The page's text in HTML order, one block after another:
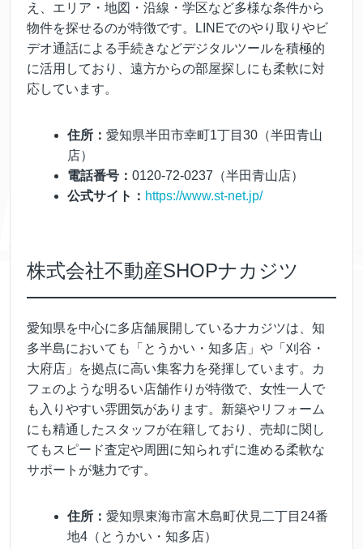
え、エリア・地図・沿線・学区など多様な条件から
物件を探せるのが特徴です。LINEでのやり取りやビ
デオ通話による手続きなどデジタルツールを積極的
に活用しており、遠方からの部屋探しにも柔軟に対
応しています。
住所： 愛知県半田市幸町1丁目30（半田青山
店）
電話番号： 0120-72-0237（半田青山店）
公式サイト： https://www.st-net.jp/
株式会社不動産SHOPナカジツ
愛知県を中心に多店舗展開しているナカジツは、知
多半島においても「とうかい・知多店」や「刈谷・
大府店」を拠点に高い集客力を発揮しています。カ
フェのような明るい店舗作りが特徴で、女性一人で
も入りやすい雰囲気があります。新築やリフォーム
にも精通したスタッフが在籍しており、売却に関し
てもスピード査定や周囲に知られずに進める柔軟な
サポートが魅力です。
住所： 愛知県東海市富木島町伏見二丁目24番
地4（とうかい・知多店）